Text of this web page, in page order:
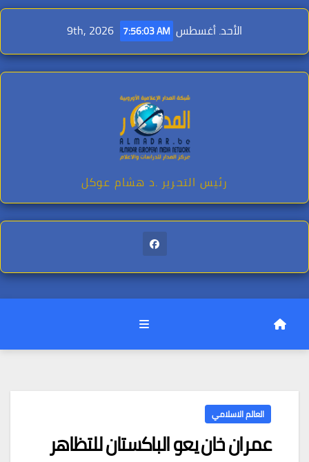
Skip
content
الأحد. أغسطس 9th, 2026 7:56:05 AM
رئيس التحرير .د هشام عوكل
العالم الاسلامي
عمران خان يعو الباكستان للتظاهر